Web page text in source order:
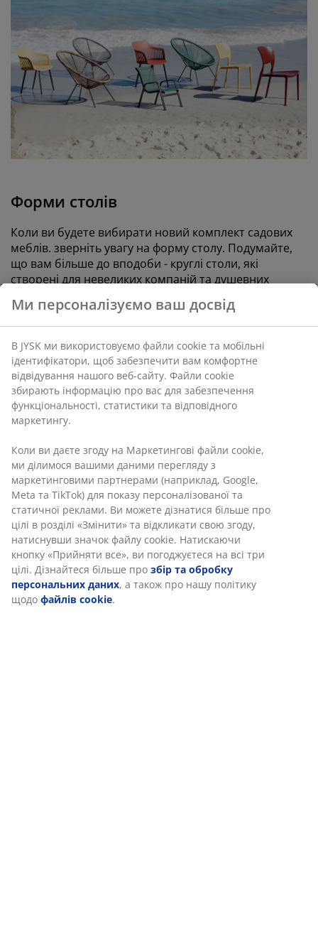
Форми столів
Коли ви будете вибирати новий комплект садових
меблів. зверніть увагу на форму столу. Подумайте,
що вам більше до вподоби - круглі столи, які
створені для невеликих компаній та душевних
посиденьок, чи, можливо, вам потрібен великий
квадратний стіл для того, щоб вмістити усіх гостей.
Чи так:
чарівну атмосферу
Звичайно, що всі збираються навколо столу для
того, щоб смачно поїсти та гарно провести час на
відкритому повітрі. Але для створення
неперевершеної затишної атмосфери треба додати
декілька маленьких деталей. Залиште паруліхтарів
на підлозі, або повішайте їх на деревах.
Гарною ідеєю буде скомбінувати ліхтарі та садові
свічки з іншими садовими прикрасами, тим самим
Ми персоналізуємо ваш досвід
В JYSK ми використовуємо файли cookie та мобільні
ідентифікатори, щоб забезпечити вам комфортне
відвідування нашого веб-сайту. Файли cookie
збирають інформацію про вас для забезпечення
функціональності, статистики та відповідного
маркетингу.
Коли ви даєте згоду на Маркетингові файли cookie,
ми ділимося вашими даними перегляду з
маркетинговими партнерами (наприклад, Google,
Meta та TikTok) для показу персоналізованої та
статичної реклами. Ви можете дізнатися більше про
цілі в розділі «Змінити» та відкликати свою згоду,
натиснувши значок файлу cookie. Натискаючи
кнопку «Прийняти все», ви погоджуєтеся на всі три
цілі. Дізнайтеся більше про збір та обробку
персональних даних, а також про нашу політику
щодо файлів cookie.